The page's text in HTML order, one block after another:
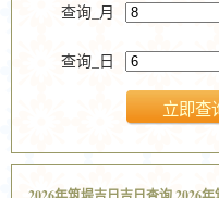
查询_月
查询_日